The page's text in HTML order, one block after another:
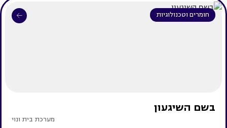
חומרים וטכנולוגיות
בשם השיגעון
מערכת בית ונוי